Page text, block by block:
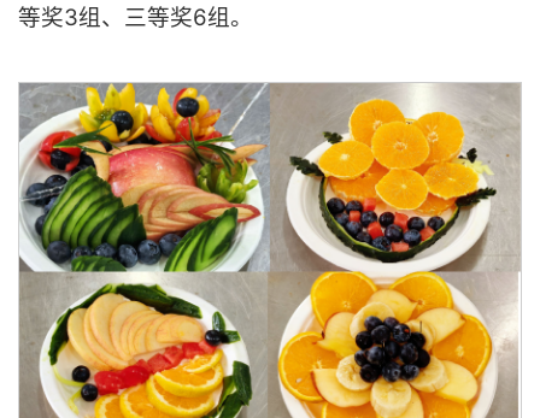
等奖3组、三等奖6组。